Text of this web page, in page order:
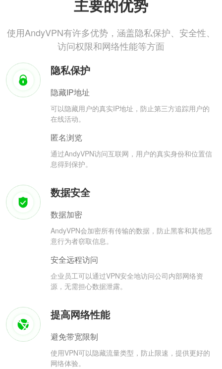
主要的优势
使用AndyVPN有许多优势，涵盖隐私保护、安全性、
访问权限和网络性能等方面
隐私保护
隐藏IP地址
可以隐藏用户的真实IP地址，防止第三方追踪用户的
在线活动。
匿名浏览
通过AndyVPN访问互联网，用户的真实身份和位置信
息得到保护。
数据安全
数据加密
AndyVPN会加密所有传输的数据，防止黑客和其他恶
意行为者窃取信息。
安全远程访问
企业员工可以通过VPN安全地访问公司内部网络资
源，无需担心数据泄露。
提高网络性能
避免带宽限制
使用VPN可以隐藏流量类型，防止限速，提供更好的
网络体验。